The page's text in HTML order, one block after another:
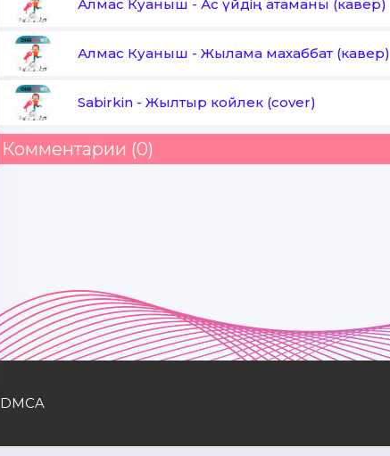
Алмас Куаныш - Ас үйдің атаманы (кавер)
Алмас Куаныш - Жылама махаббат (кавер)
Sabirkin - Жылтыр койлек (cover)
Комментарии (0)
DMCA